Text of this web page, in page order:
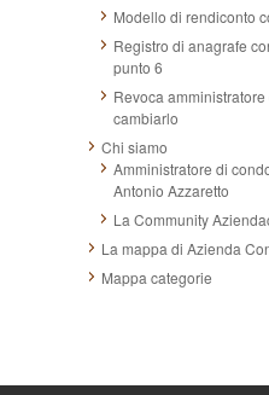
Modello di rendiconto
Registro di anagrafe
punto 6
Revoca
cambiarlo
Chi siamo
Amministratore di
Antonio Azzaretto
La Community
La mappa di Azienda
Mappa categorie